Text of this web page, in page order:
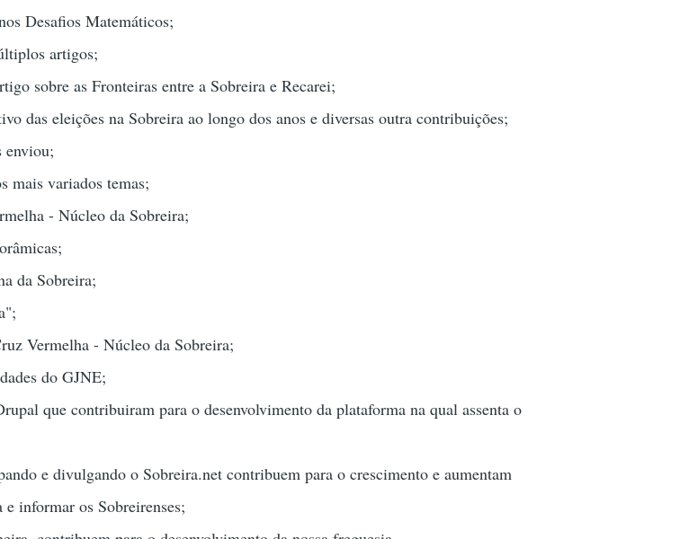
Desafios Matemáticos;
artigos;
sobre as Fronteiras entre a Sobreira e Recarei;
das eleições na Sobreira ao longo dos anos e diversas outra contribuições;
enviou;
mais variados temas;
- Núcleo da Sobreira;
da Sobreira;
Vermelha - Núcleo da Sobreira;
do GJNE;
que contribuiram para o desenvolvimento da plataforma na qual assenta o
e divulgando o Sobreira.net contribuem para o crescimento e aumentam
informar os Sobreirenses;